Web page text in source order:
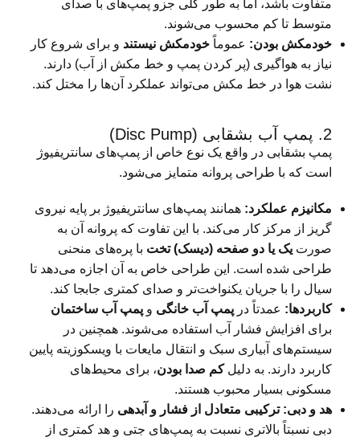
متفاوت باشد، اما به طور کلی جزو پمپ‌های با صدای
متوسط تا کم محسوب می‌شوند.
خودمکش بودن: عموماً خودمکش نیستند و برای شروع کار
نیاز به هواگیری (پر کردن پمپ و خط مکش از آب) دارند.
نشت هوا در خط مکش می‌تواند عملکرد آن‌ها را مختل کند.
2. پمپ آب بشقابی (Disc Pump)
پمپ بشقابی در واقع یک نوع خاص از پمپ‌های سانتریفیوژ
است که با طراحی پروانه متمایز می‌شود.
مکانیزم عملکرد: همانند پمپ‌های سانتریفیوژ بر پایه نیروی
گریز از مرکز کار می‌کند. با این تفاوت که پروانه آن به
صورت یک یا دو صفحه (دیسک) تخت با پره‌های منحنی
طراحی شده است. این طراحی خاص به آن اجازه می‌دهد تا
سیال را با جریان یکنواخت‌تر و صدای کمتری جابجا کند.
کاربردها: عمدتاً در پمپ آب خانگی و پمپ آب ساختمان
برای افزایش فشار آب استفاده می‌شوند. همچنین در
سیستم‌های آبیاری سبک و انتقال مایعات با ویسکوزیته پایین
کاربرد دارند. به دلیلکم صدا بودن، برای محیط‌های
مسکونی بسیار محبوب هستند.
هد و دبی: ترکیبی متعادل از فشار و آبدهی را ارائه می‌دهند.
دبی نسبتاً بالاتری نسبت به پمپ‌های جتی و هد کمتری از